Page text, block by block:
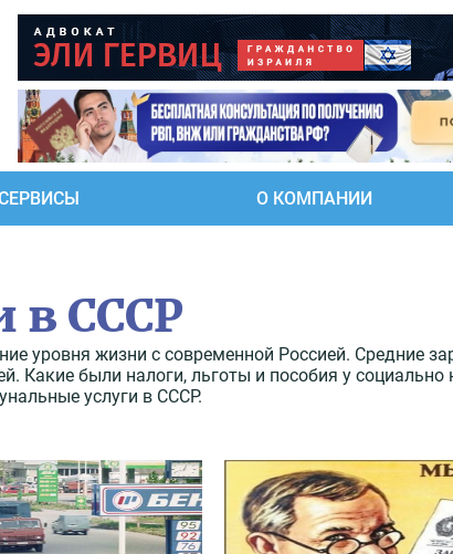
О КОМПАНИИ
в СССР
уровня жизни с современной Россией. Средние
Какие были налоги, льготы и пособия у
услуги в СССР.